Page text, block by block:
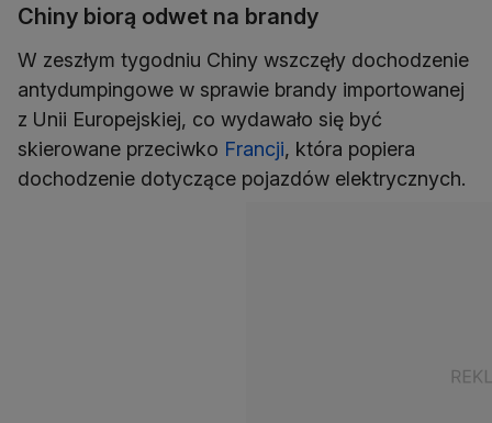
Chiny biorą odwet na brandy
W zeszłym tygodniu Chiny wszczęły dochodzenie
antydumpingowe w sprawie brandy importowanej
z Unii Europejskiej, co wydawało się być
skierowane przeciwko Francji, która popiera
dochodzenie dotyczące pojazdów elektrycznych.